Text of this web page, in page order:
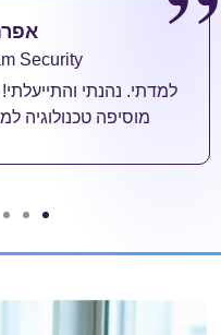
למדתי. נהנתי
מוסיפה טכנולוגיה
Security